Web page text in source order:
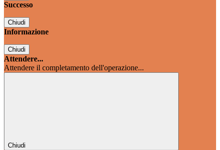
Successo
Chiudi
Informazione
Chiudi
Attendere...
Attendere il completamento dell'operazione...
Chiudi